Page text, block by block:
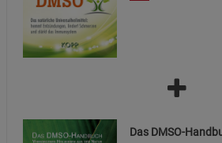
Das DMSO-